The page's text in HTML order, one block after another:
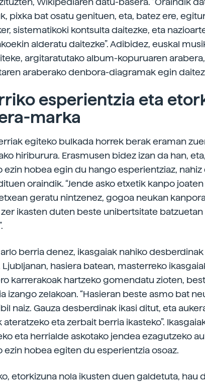
pixka bat osatu genituen, eta, batez ere,
sistematikoki kontsulta daitezke, eta
alderatu daitezke”. Adibidez, euskal
argitaratutako album-kopuruaren
araberako denbora-diagramak egin
esperientzia eta
marka
egiteko bulkada horrek berak eraman
hiriburura. Erasmusen bidez izan da han,
ezin hobea egin du hango esperientziaz, nahiz
oraindik. “Jende asko etxetik kanpo
geratu nintzenez, gogoa neukan
ikasten duten beste unibertsitate
arlo berria denez, ikasgaiak nahiko
Ljubljanan, hasiera batean, masterreko
karrerakoak hartzeko gomendatu zioten,
izango zelakoan. “Hasieran beste asmo bat
naiz. Gauza desberdinak ikasi ditut, eta
eta zerbait berria ikasteko”.
eta herrialde askotako jendea ezagutzeko
ezin hobea egiten du esperientzia osoaz.
etorkizuna nola ikusten duen galdetuta, hau